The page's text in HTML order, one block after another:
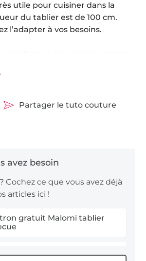
utile pour cuisiner dans la
du tablier est de 100 cm.
l’adapter à vos besoins.
Textildesign
un usage privé, non
Partager le tuto couture
Cochez ce que vous avez déjà
articles ici !